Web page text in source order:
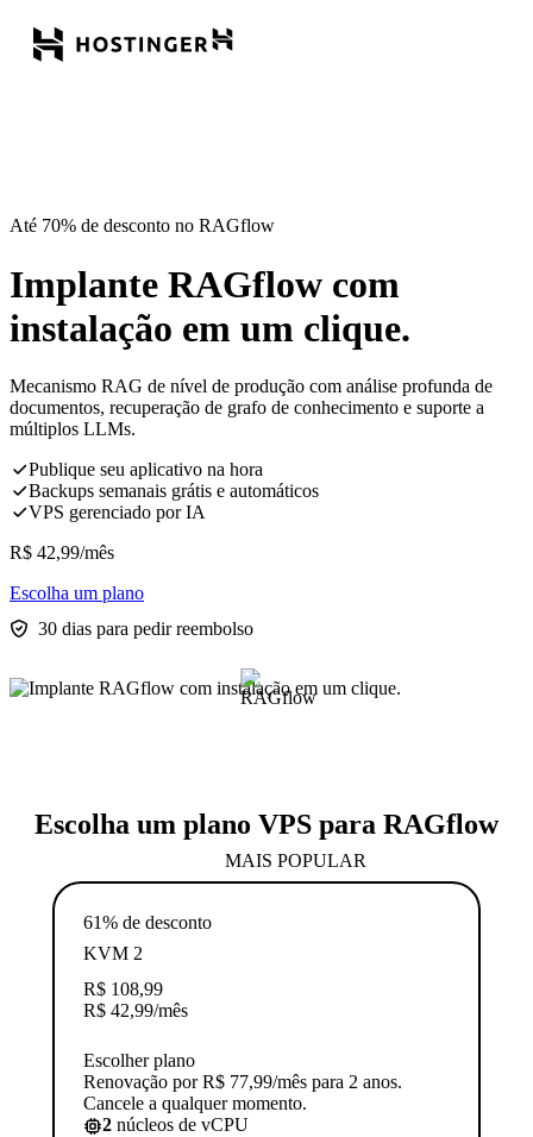
Até 70% de desconto no RAGflow
Implante RAGflow com
instalação em um clique.
Mecanismo RAG de nível de produção com análise profunda de
documentos, recuperação de grafo de conhecimento e suporte a
múltiplos LLMs.
Publique seu aplicativo na hora
Backups semanais grátis e automáticos
VPS gerenciado por IA
R$ 42,99/mês
Escolha um plano
30 dias para pedir reembolso
Escolha um plano VPS para RAGflow
MAIS POPULAR
61% de desconto
KVM 2
R$ 108,99
R$ 42,99/mês
Escolher plano
Renovação por R$ 77,99/mês para 2 anos.
Cancele a qualquer momento.
2 núcleos de vCPU